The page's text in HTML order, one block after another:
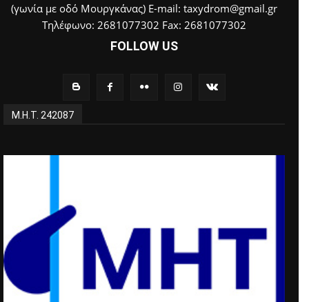
(γωνία με οδό Μουργκάνας) E-mail: taxydrom@gmail.gr
Τηλέφωνο: 2681077302 Fax: 2681077302
FOLLOW US
Μ.Η.Τ. 242087